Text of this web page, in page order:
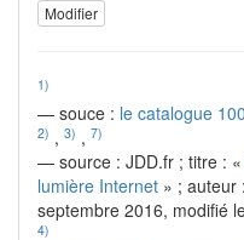
Modifier
1)
— souce : le catalogue
2) , 3) , 7)
— source : JDD.fr ; titre : «
lumière Internet » ; auteur
septembre 2016, modifié
4)